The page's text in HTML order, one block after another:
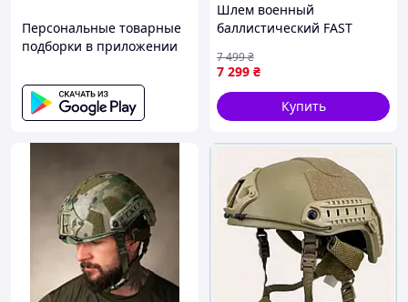
Персональные товарные
подборки в приложении
Шлем военный
баллистический FAST
каска + тактические
наушники Walkers олива
7 299 ₴
7 499₴
Купить